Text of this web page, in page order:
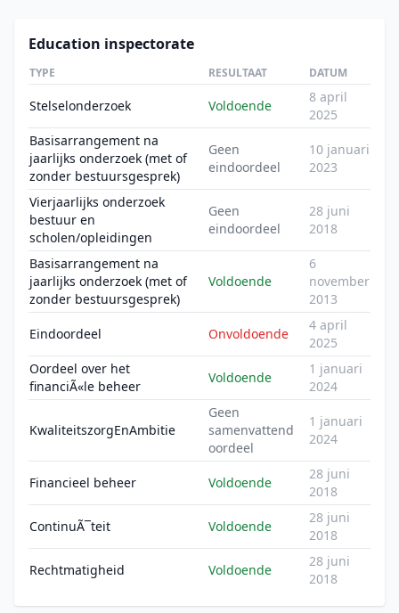
Education inspectorate
TYPE RESULTAAT DATUM
Stelselonderzoek Voldoende
8 april
2025
Basisarrangement na
jaarlijks onderzoek (met of
zonder bestuursgesprek)
Geen
eindoordeel
10 januari
2023
Vierjaarlijks onderzoek
bestuur en
scholen/opleidingen
Geen
eindoordeel
28 juni
2018
Basisarrangement na
jaarlijks onderzoek (met of
zonder bestuursgesprek)
Voldoende
6
november
2013
Eindoordeel Onvoldoende
4 april
2025
Oordeel over het
financiÃ«le beheer
Voldoende
1 januari
2024
KwaliteitszorgEnAmbitie
Geen
samenvattend
oordeel
1 januari
2024
Financieel beheer Voldoende
28 juni
2018
ContinuÃ¯teit Voldoende
28 juni
2018
Rechtmatigheid Voldoende
28 juni
2018